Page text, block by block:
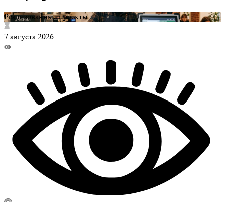
Реализованные проекты
7 августа 2026